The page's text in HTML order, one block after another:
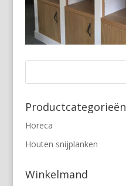
Productcategorieën
Horeca
Houten snijplanken
Winkelmand